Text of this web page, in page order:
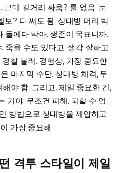
근데 길거리 싸움? 룰 없음. 눈
보? 다 써도 됨. 상대방 머리 박
돌에다 박아. 생존이 목표니까.
죽을 수도 있다고. 생각 잘하고
찰 불러. 경험상, 가장 중요한
마지막 수단. 상대방 체격, 무
야 함. 그리고, 제일 중요한 건,
거야. 무조건 피해. 피할 수 없
방법으로 상대방을 제압하고
가장 중요해.
격투 스타일이 제일